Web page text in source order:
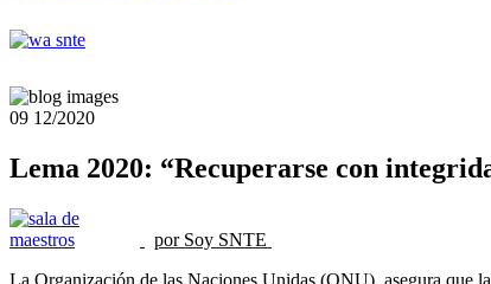
09 12/2020
Lema 2020: “Recuperarse con
por Soy SNTE
La Organización de las Naciones Unidas (ONU), asegura que